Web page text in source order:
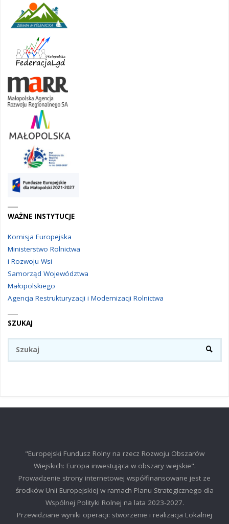
WAŻNE INSTYTUCJE
Komisja Europejska
Ministerstwo Rolnictwa
i Rozwoju Wsi
Samorząd Województwa
Małopolskiego
Agencja Restrukturyzacji i Modernizacji Rolnictwa
SZUKAJ
"Europejski Fundusz Rolny na rzecz Rozwoju Obszarów
Wiejskich: Europa inwestująca w obszary wiejskie".
Prowadzenie strony internetowej współfinansowane jest ze
środków Unii Europejskiej w ramach Planu Strategicznego dla
Wspólnej Polityki Rolnej na lata 2023-2027.
Przewidziane wyniki operacji: stworzenie i realizacja Lokalnej